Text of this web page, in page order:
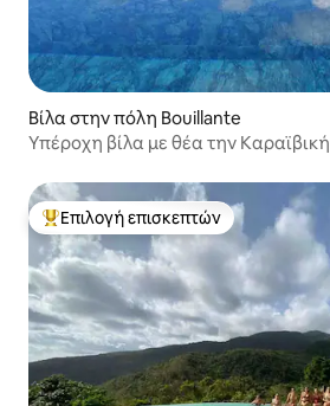
Βίλα στην πόλη Bouillante
Υπέροχη βίλα με θέα την Καραϊβική
Κορυφαία επιλογή επισκεπτών
Επιλογή επισκεπτών